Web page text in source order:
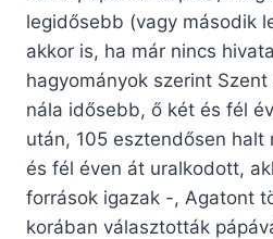
legidősebb (vagy második
akkor is, ha már nincs
hagyományok szerint
nála idősebb, ő két és fél
után, 105 esztendősen halt
és fél éven át uralkodott,
források igazak -, Agatont
korában választották